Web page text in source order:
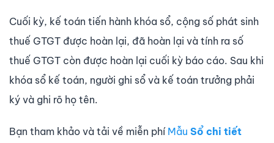
Cuối kỳ, kế toán tiến hành khóa sổ, cộng số phát sinh
thuế GTGT được hoàn lại, đã hoàn lại và tính ra số
thuế GTGT còn được hoàn lại cuối kỳ báo cáo. Sau khi
khóa sổ kế toán, người ghi sổ và kế toán trưởng phải
ký và ghi rõ họ tên.
Bạn tham khảo và tải về miễn phíMẫu Sổ chi tiết